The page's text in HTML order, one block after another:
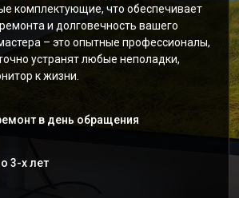
комплектующие, что обеспечивает
и долговечность вашего
– это опытные профессионалы,
устранят любые неполадки,
к жизни.
в день обращения
3-х лет